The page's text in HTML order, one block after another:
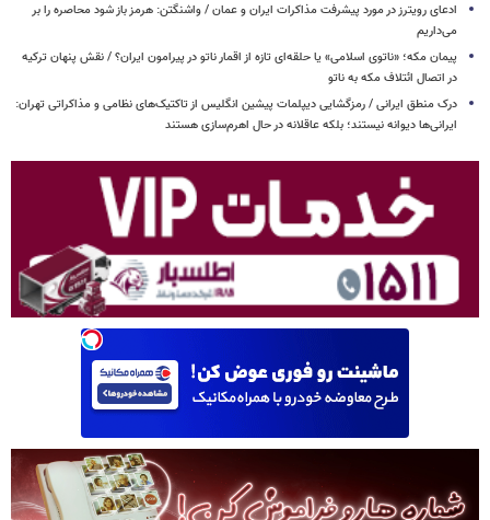
ادعای رویترز در مورد پیشرفت مذاکرات ایران و عمان / واشنگتن: هرمز باز شود محاصره را بر
می‌داریم
پیمان مکه؛ «ناتوی اسلامی» یا حلقه‌ای تازه از اقمار ناتو در پیرامون ایران؟ / نقش پنهان ترکیه
در اتصال ائتلاف مکه به ناتو
درک منطق ایرانی / رمزگشایی دیپلمات پیشین انگلیس از تاکتیک‌های نظامی و مذاکراتی تهران:
ایرانی‌ها دیوانه نیستند؛ بلکه عاقلانه در حال اهرم‌سازی هستند